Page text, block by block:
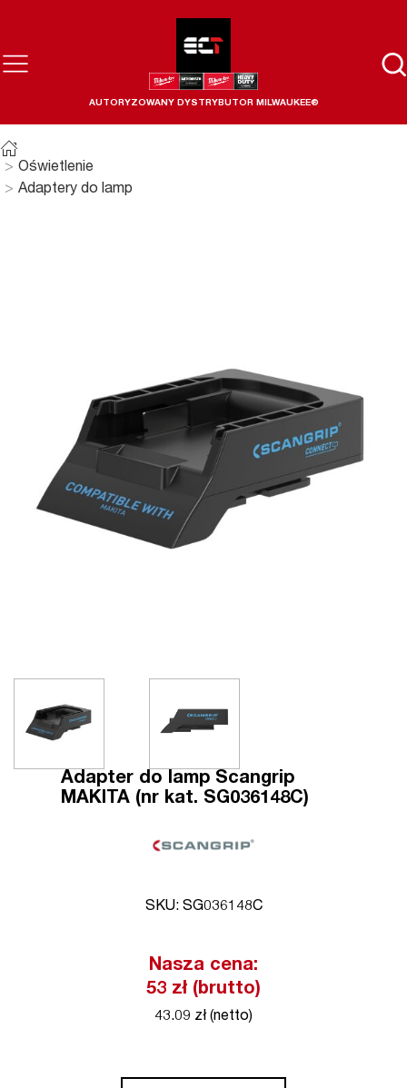
AUTORYZOWANY DYSTRYBUTOR MILWAUKEE®
Oświetlenie
Adaptery do lamp
Adapter do lamp Scangrip
MAKITA (nr kat. SG036148C)
SKU: SG036148C
Nasza cena:
53 zł (brutto)
43.09 zł (netto)